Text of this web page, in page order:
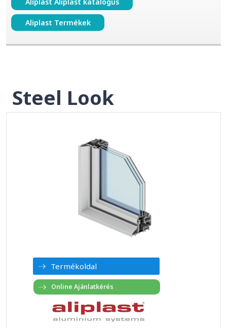
Aliplast Termékek
Steel Look
Termékoldal